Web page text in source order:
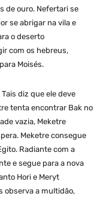
de ouro. Nefertari se
se abrigar na vila e
o deserto
com os hebreus,
Moisés.
diz que ele deve
tenta encontrar Bak no
vazia, Meketre
Meketre consegue
Radiante com a
e segue para a nova
Hori e Meryt
observa a multidão,